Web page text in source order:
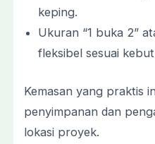
keping.
Ukuran “1 buka 2”
fleksibel sesuai
Kemasan yang praktis
penyimpanan dan
lokasi proyek.